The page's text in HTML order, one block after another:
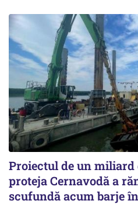
Proiectul de un miliard
proteja Cernavodă a
scufundă acum barje